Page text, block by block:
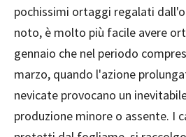
pochissimi ortaggi regalati
noto, è molto più facile avere
gennaio che nel periodo
marzo, quando l'azione
nevicate provocano un
produzione minore o assente. I